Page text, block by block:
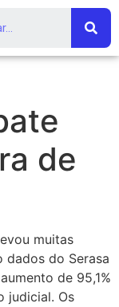
de
muitas
dados do Serasa
de 95,1%
judicial. Os